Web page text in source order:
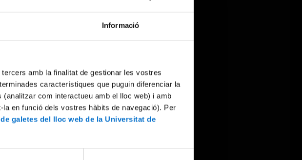
Informació
amb la finalitat de gestionar les vostres
característiques que puguin diferenciar la
com interactueu amb el lloc web) i amb
en funció dels vostres hàbits de navegació). Per
galetes del lloc web de la Universitat de